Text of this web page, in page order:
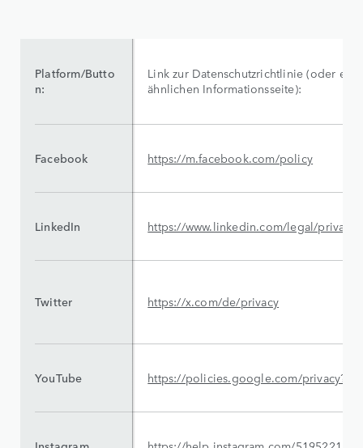
Link zur Datenschutzrichtlinie (oder
ähnlichen Informationsseite):
https://m.facebook.com/policy
https://www.linkedin.com/legal/
https://x.com/de/privacy
https://policies.google.com/privacy?
Platform/Butto
n:
Facebook
LinkedIn
Twitter
YouTube